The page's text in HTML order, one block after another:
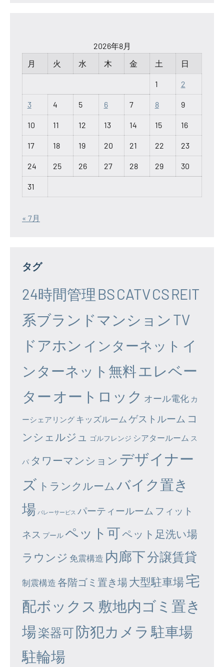
2026年8月
月
火 水 木 金 土 日
1 2
3 4 5 6 7 8 9
10 11 12 13 14 15 16
17 18 19 20 21 22 23
24 25 26 27 28 29 30
31
« 7月
タグ
24時間管理 BSCATVCSREIT
系ブランドマンション TV
ドアホン インターネット イ
ンターネット無料エレベー
ター オートロック オール電化 カ
ーシェアリング キッズルーム ゲストルーム コ
ンシェルジュ
ゴルフレンジ シアタールーム ス
パ タワーマンション デザイナー
ズ トランクルーム バイク置き
場 バレーサービス パーティールーム フィット
ネス プール ペット可ペット足洗い場
ラウンジ 免震構造 内廊下分譲賃貸
制震構造 各階ゴミ置き場大型駐車場宅
配ボックス 敷地内ゴミ置き
場楽器可防犯カメラ 駐車場
駐輪場